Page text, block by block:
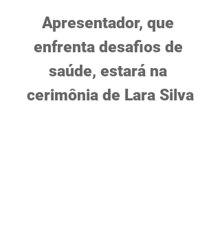
Apresentador, que
enfrenta desafios de
saúde, estará na
cerimônia de Lara Silva